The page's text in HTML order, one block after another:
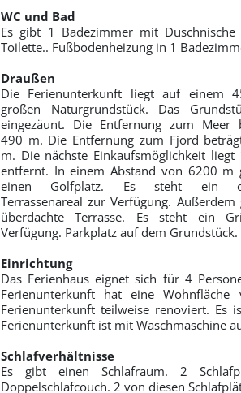
WC und Bad
Es gibt 1 Badezimmer mit
Toilette.. Fußbodenheizung in 1
Draußen
Die Ferienunterkunft liegt auf einem
großen Naturgrundstück. Das
eingezäunt. Die Entfernung zum Meer
490 m. Die Entfernung zum Fjord
m. Die nächste Einkaufsmöglichkeit liegt
entfernt. In einem Abstand von 6200 m
einen Golfplatz. Es steht ein
Terrassenareal zur Verfügung. Außerdem
überdachte Terrasse. Es steht ein
Verfügung. Parkplatz auf dem Grundstück.
Einrichtung
Das Ferienhaus eignet sich für 4
Ferienunterkunft hat eine
Ferienunterkunft teilweise renoviert. Es
Ferienunterkunft ist mit Waschmaschine
Schlafverhältnisse
Es gibt einen Schlafraum. 2
Doppelschlafcouch. 2 von diesen